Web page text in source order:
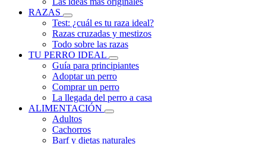
RAZAS
Test: ¿cuál es tu raza ideal?
Razas cruzadas y mestizos
Todo sobre las razas
TU PERRO IDEAL
Guía para principiantes
Adoptar un perro
Comprar un perro
La llegada del perro a casa
ALIMENTACIÓN
Adultos
Cachorros
Barf y dietas naturales